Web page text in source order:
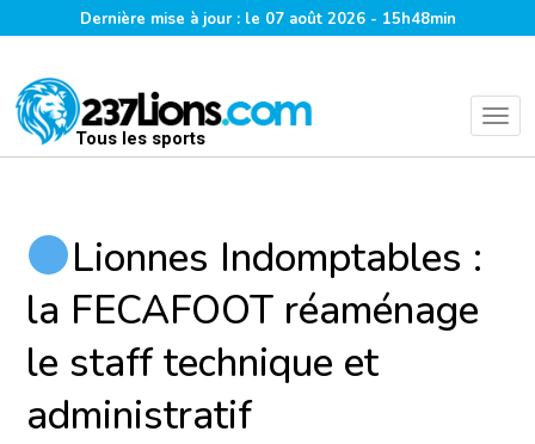
Dernière mise à jour : le 07 août 2026 - 15h48min
Tous les sports
Lionnes Indomptables :
la FECAFOOT réaménage
le staff technique et
administratif